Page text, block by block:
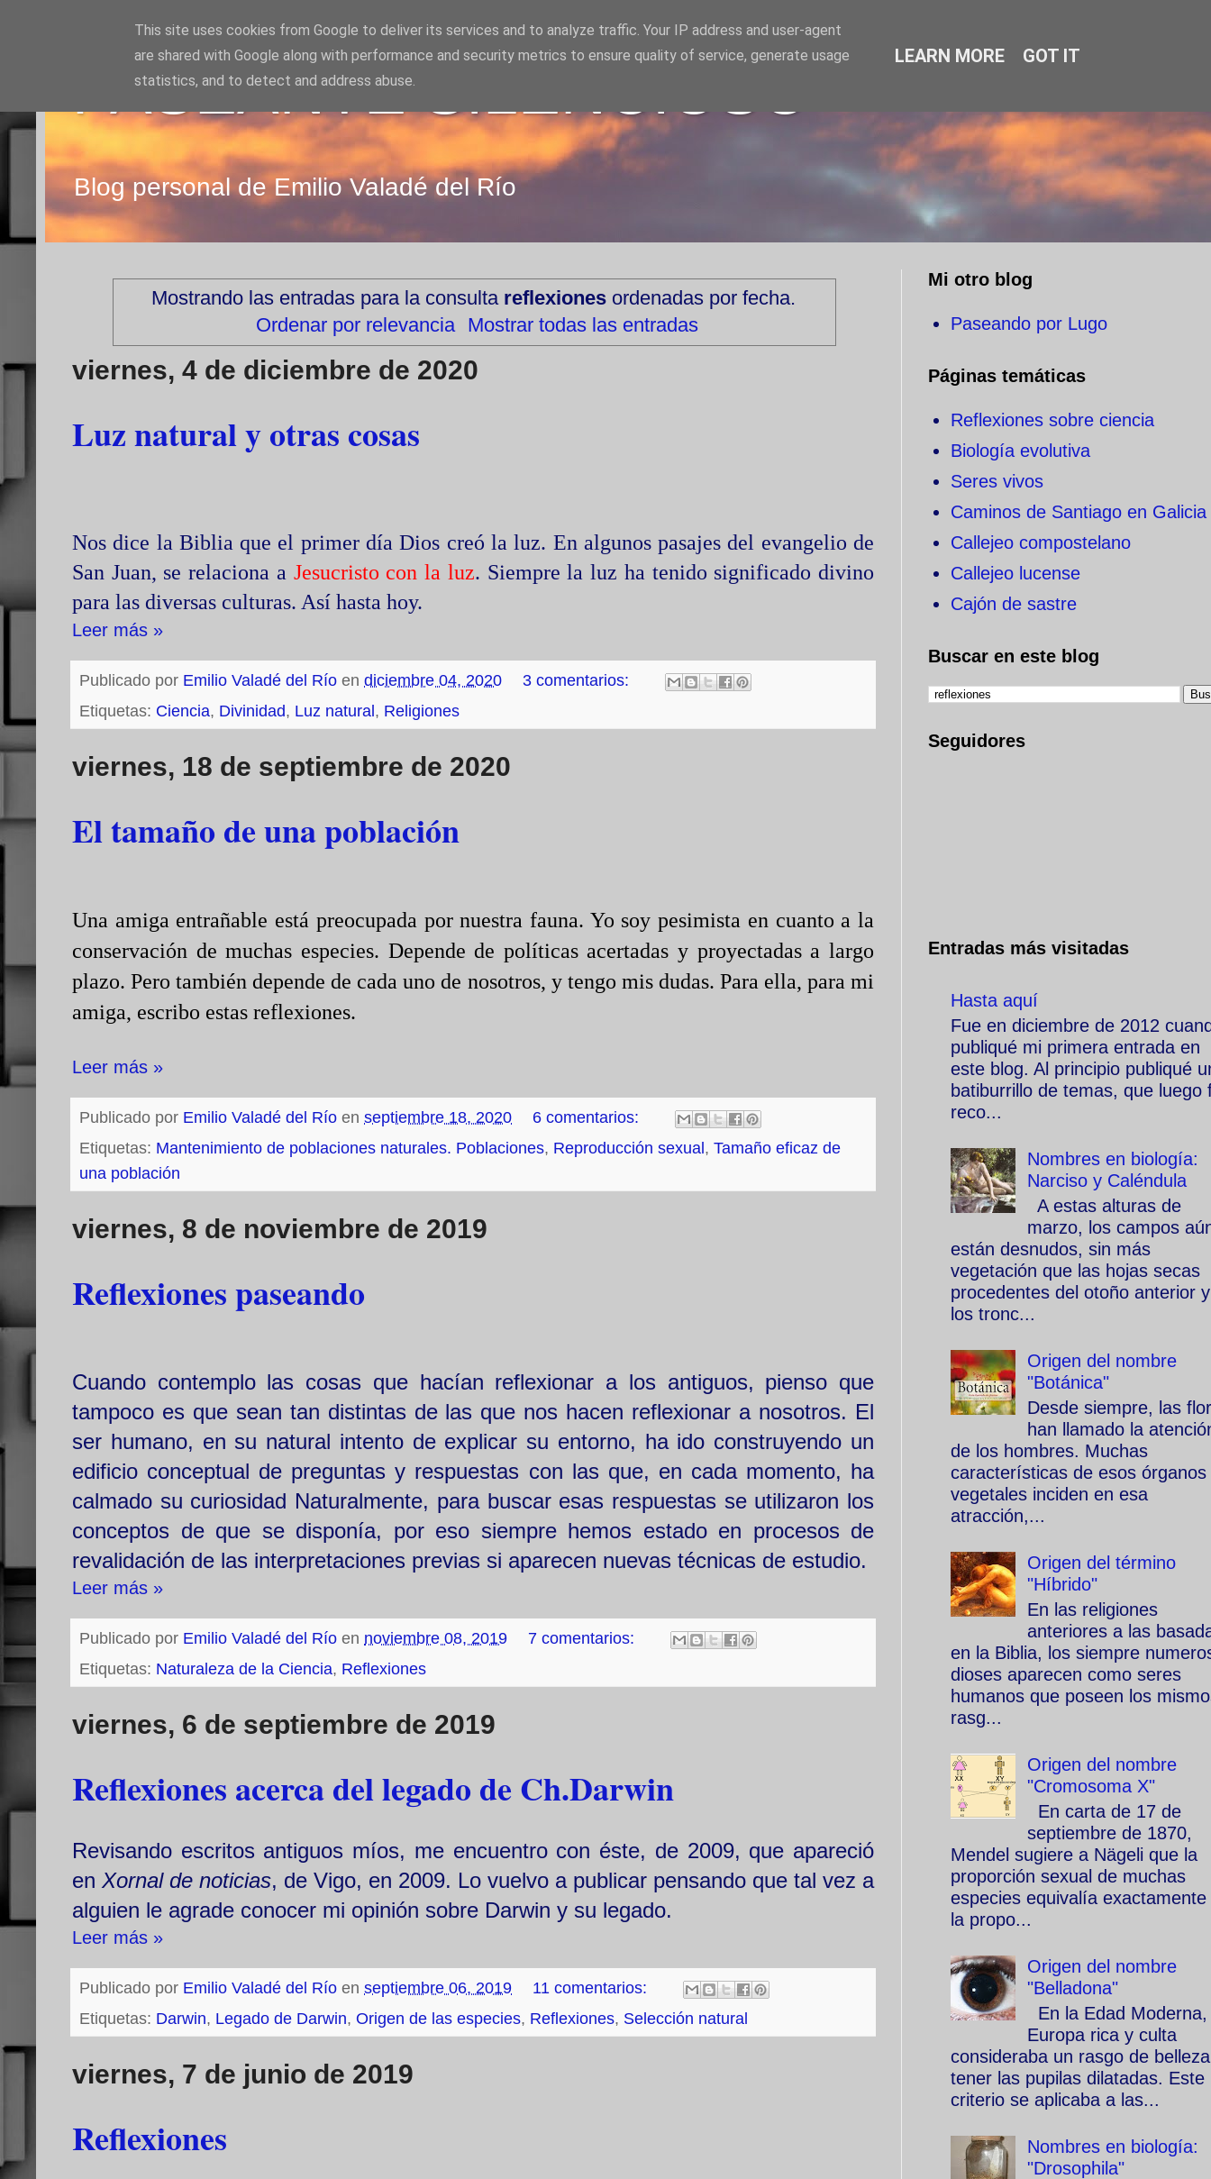
PASEANTE SILENCIOSO
Blog personal de Emilio Valadé del Río
Mostrando las entradas para la consulta reflexionesordenadas por fecha.
Ordenar por relevancia
Mostrar todas las entradas
viernes, 4 de diciembre de 2020
Luz natural y otras cosas
Nos dice la Biblia que el primer día Dios creó la luz. En algunos pasajes del evangelio de
San Juan, se relaciona a Jesucristo con la luz. Siempre la luz ha tenido significado divino
para las diversas culturas. Así hasta hoy.
Leer más »
Publicado por Emilio Valadé del Río en diciembre 04, 2020
3 comentarios:
Etiquetas: Ciencia, Divinidad, Luz natural , Religiones
viernes, 18 de septiembre de 2020
El tamaño de una población
Una amiga entrañable está preocupada por nuestra fauna. Yo soy pesimista en cuanto a la
conservación de muchas especies. Depende de políticas acertadas y proyectadas a largo
plazo. Pero también depende de cada uno de nosotros, y tengo mis dudas. Para ella, para mi
amiga, escribo estas reflexiones.
Leer más »
Publicado por Emilio Valadé del Río en septiembre 18, 2020
6 comentarios:
Etiquetas: Mantenimiento de poblaciones naturales. Poblaciones, Reproducción sexual , Tamaño eficaz de
una población
viernes, 8 de noviembre de 2019
Reflexiones paseando
Cuando contemplo las cosas que hacían reflexionar a los antiguos, pienso que
tampoco es que sean tan distintas de las que nos hacen reflexionar a nosotros. El
ser humano, en su natural intento de explicar su entorno, ha ido construyendo un
edificio conceptual de preguntas y respuestas con las que, en cada momento, ha
calmado su curiosidad Naturalmente, para buscar esas respuestas se utilizaron los
conceptos de que se disponía, por eso siempre hemos estado en procesos de
revalidación de las interpretaciones previas si aparecen nuevas técnicas de estudio.
Leer más »
Publicado por Emilio Valadé del Río en noviembre 08, 2019
7 comentarios:
Etiquetas: Naturaleza de la Ciencia, Reflexiones
viernes, 6 de septiembre de 2019
Reflexiones acerca del legado de Ch.Darwin
Revisando escritos antiguos míos, me encuentro con éste, de 2009, que apareció
en Xornal de noticias, de Vigo, en 2009. Lo vuelvo a publicar pensando que tal vez a
alguien le agrade conocer mi opinión sobre Darwin y su legado.
Leer más »
Publicado por Emilio Valadé del Río en septiembre 06, 2019
11 comentarios:
Etiquetas: Darwin, Legado de Darwin, Origen de las especies, Reflexiones, Selección natural
viernes, 7 de junio de 2019
Reflexiones
Mi otro blog
Paseando por Lugo
Páginas temáticas
Reflexiones sobre ciencia
Biología evolutiva
Seres vivos
Caminos de Santiago en Galicia
Callejeo compostelano
Callejeo lucense
Cajón de sastre
Buscar en este blog
Seguidores
Entradas más visitadas
Hasta aquí
Fue en diciembre de 2012
publiqué mi primera entrada en
este blog. Al principio publiqué
batiburrillo de temas, que luego
reco...
Nombres en biología:
Narciso y Caléndula
A estas alturas de
marzo, los campos
están desnudos, sin más
vegetación que las hojas secas
procedentes del otoño anterior y
los tronc...
Origen del nombre
"Botánica"
Desde siempre, las
han llamado la
de los hombres. Muchas
características de esos órganos
vegetales inciden en esa
atracción,...
Origen del término
"Híbrido"
En las religiones
anteriores a las
en la Biblia, los siempre
dioses aparecen como seres
humanos que poseen los
rasg...
Origen del nombre
"Cromosoma X"
En carta de 17 de
septiembre de 1870,
Mendel sugiere a Nägeli que la
proporción sexual de muchas
especies equivalía exactamente
la propo...
Origen del nombre
"Belladona"
En la Edad Moderna,
Europa rica y culta
consideraba un rasgo de
tener las pupilas dilatadas. Este
criterio se aplicaba a las...
Nombres en biología:
"Drosophila"
This site uses cookies from Google to deliver its services and to analyze traffic. Your IP address and user-agent
are shared with Google along with performance and security metrics to ensure quality of service, generate usage
statistics, and to detect and address abuse.
LEARN MORE GOT IT